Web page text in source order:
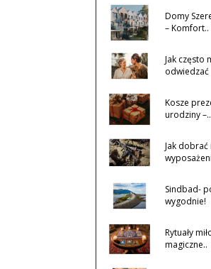
Domy
– Komfort..
Jak często
odwiedzać
Kosze
urodziny –..
Jak dobrać
Sindbad-
wygodnie!
Rytuały
magiczne..